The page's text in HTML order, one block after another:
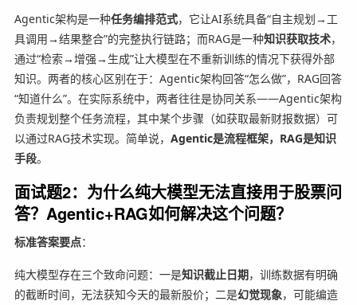
Agentic架构是一种任务编排范式，它让AI系统具备“自主规划→工
具调用→结果整合”的完整执行链路；而RAG是一种知识获取技术，
通过“检索→增强→生成”让大模型在不重新训练的情况下获得外部
知识。两者的核心区别在于：Agentic架构回答“怎么做”，RAG回答
“知道什么”。在实际系统中，两者往往是协同关系——Agentic架构
负责规划整个任务流程，其中某个步骤（如获取最新财报数据）可
以通过RAG技术实现。简单说， Agentic是流程框架，RAG是知识
手段。
面试题2：为什么纯大模型无法直接用于股票问
答？Agentic+RAG如何解决这个问题？
标准答案要点：
纯大模型存在三个致命问题：一是知识截止日期，训练数据有明确
的截断时间，无法获知今天的最新股价；二是幻觉现象，可能编造